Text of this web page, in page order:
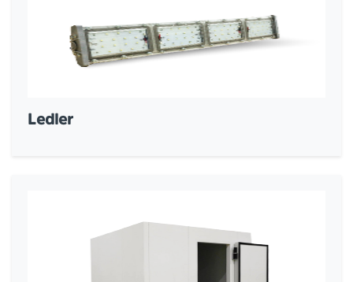
Ledler